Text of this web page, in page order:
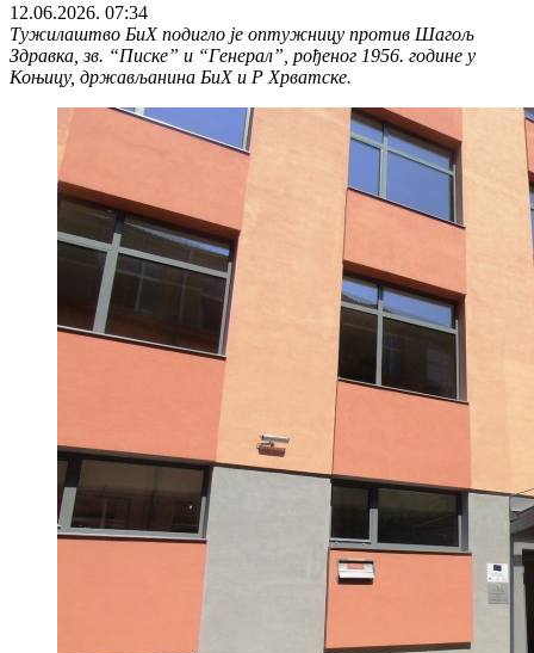
12.06.2026. 07:34
Тужилаштво БиХ подигло је оптужницу против Шагољ
Здравка, зв. “Писке” и “Генерал”, рођеног 1956. године у
Коњицу, држављанина БиХ и Р Хрватске.